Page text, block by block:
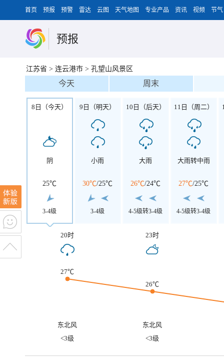
首页 预报 预警 雷达 云图 天气地图 专业产品 资讯 视频 节气
预报
江苏省 > 连云港市 > 孔望山风景区
今天 周末
8日（今天）
阴
25℃
3-4级
9日（明天）
小雨
30℃/25℃
3-4级
10日（后天）
大雨
26℃/24℃
4-5级转3-4级
11日（周二）
大雨转中雨
27℃/25℃
4-5级转3-4级
20时 23时
27℃
26℃
东北风
东北风
<3级
<3级